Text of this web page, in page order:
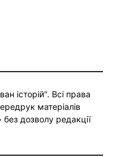
історій". Всі права
матеріалів
без дозволу редакції